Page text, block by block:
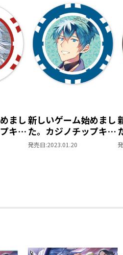
い！」というレオの号令で、新
を屠【ほふ】っていたら、隠し
の契約や女神の祝福を獲得、醸
、経済的にも頭角を現すことに...
ナリオのフラグを次々と折り、
む！
イラストカード情報】
しイラストを使用したランダム
リートセットに！
て揃えたい方のために、全7種
まし
キー
】
新しいゲーム始めまし
た。カジノチップキー
ホルダー【ペテロ】
発売日:2023.01.20